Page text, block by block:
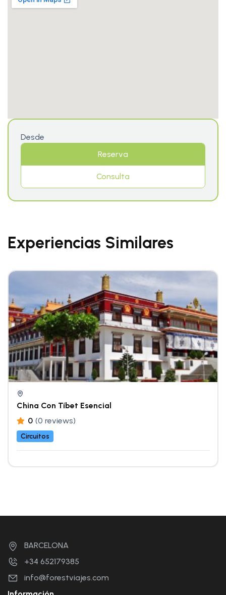
Desde
Reserva
Consulta
Experiencias Similares
China Con Tíbet Esencial
0 (0 reviews)
Circuitos
BARCELONA
+34 652179385
info@forestviajes.com